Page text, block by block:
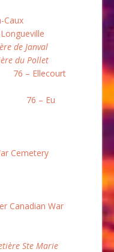
Caux
de Janval
du Pollet
76 – Ellecourt
76 – Eu
Cemetery
Canadian War
Ste Marie